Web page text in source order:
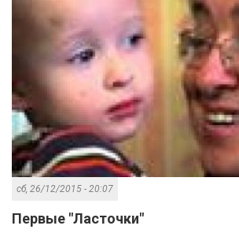
сб, 26/12/2015 - 20:07
Первые "Ласточки"